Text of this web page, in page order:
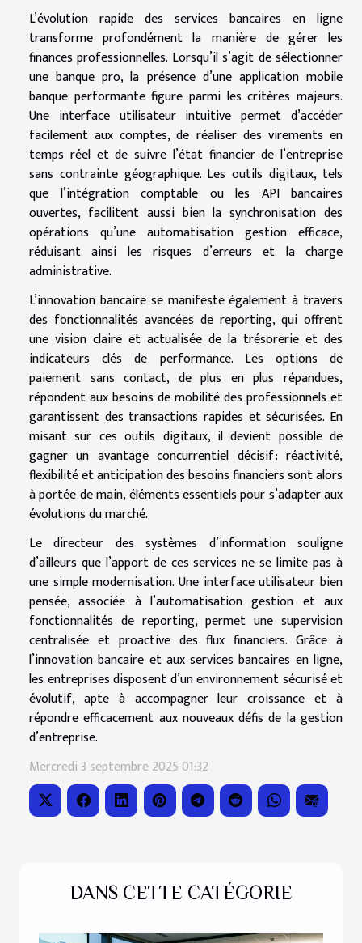
DANS CETTE CATÉGORIE
L’évolution rapide des services bancaires en ligne
transforme profondément la manière de gérer les
finances professionnelles. Lorsqu’il s’agit de sélectionner
une banque pro, la présence d’une application mobile
banque performante figure parmi les critères majeurs.
Une interface utilisateur intuitive permet d’accéder
facilement aux comptes, de réaliser des virements en
temps réel et de suivre l’état financier de l’entreprise
sans contrainte géographique. Les outils digitaux, tels
que l’intégration comptable ou les API bancaires
ouvertes, facilitent aussi bien la synchronisation des
opérations qu’une automatisation gestion efficace,
réduisant ainsi les risques d’erreurs et la charge
administrative.
L’innovation bancaire se manifeste également à travers
des fonctionnalités avancées de reporting, qui offrent
une vision claire et actualisée de la trésorerie et des
indicateurs clés de performance. Les options de
paiement sans contact, de plus en plus répandues,
répondent aux besoins de mobilité des professionnels et
garantissent des transactions rapides et sécurisées. En
misant sur ces outils digitaux, il devient possible de
gagner un avantage concurrentiel décisif : réactivité,
flexibilité et anticipation des besoins financiers sont alors
à portée de main, éléments essentiels pour s’adapter aux
évolutions du marché.
Le directeur des systèmes d’information souligne
d’ailleurs que l’apport de ces services ne se limite pas à
une simple modernisation. Une interface utilisateur bien
pensée, associée à l’automatisation gestion et aux
fonctionnalités de reporting, permet une supervision
centralisée et proactive des flux financiers. Grâce à
l’innovation bancaire et aux services bancaires en ligne,
les entreprises disposent d’un environnement sécurisé et
évolutif, apte à accompagner leur croissance et à
répondre efficacement aux nouveaux défis de la gestion
d’entreprise.
Mercredi 3 septembre 2025 01:32